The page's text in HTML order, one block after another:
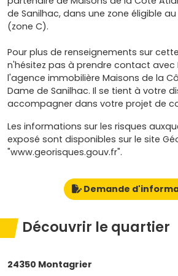
de Sanilhac, dans une zone éligible
(zone C).
Pour plus de renseignements sur
n'hésitez pas à prendre contact avec
l'agence immobilière Maisons de la
Dame de Sanilhac. Il se tient à votre
accompagner dans votre projet de
Les informations sur les risques
exposé sont disponibles sur le site
"www.georisques.gouv.fr".
Demande
Découvrir le quartier
24350 Montagrier